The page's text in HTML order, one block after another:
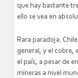
que hay bastante
ello se vea en
Rara paradoja.
general, y el cobre,
el país, a pesar de
mineras a nivel